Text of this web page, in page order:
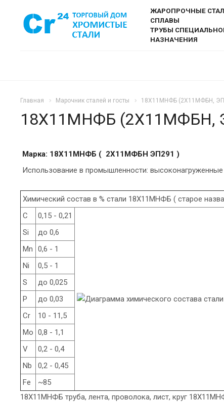
ЖАРОПРОЧНЫЕ
СПЛАВЫ
ТРУБЫ
НАЗНАЧЕНИЯ
Главная Марочник сталей и госты 18Х11МНФБ (2Х11МФБН, ЭП
18Х11МНФБ (2Х11МФБН,
Марка: 18Х11МНФБ ( 2Х11МФБН ЭП291 )
Использование в промышленности: высоконагруженные
Химический состав в % стали 18Х11МНФБ ( старое
C
0,15 - 0,21
Si
до 0,6
Mn
0,6 - 1
Ni
0,5 - 1
S
до 0,025
P
до 0,03
Cr
10 - 11,5
Mo 0,8 - 1,1
V
0,2 - 0,4
Nb
0,2 - 0,45
Fe
~85
18Х11МНФБ труба, лента, проволока, лист, круг